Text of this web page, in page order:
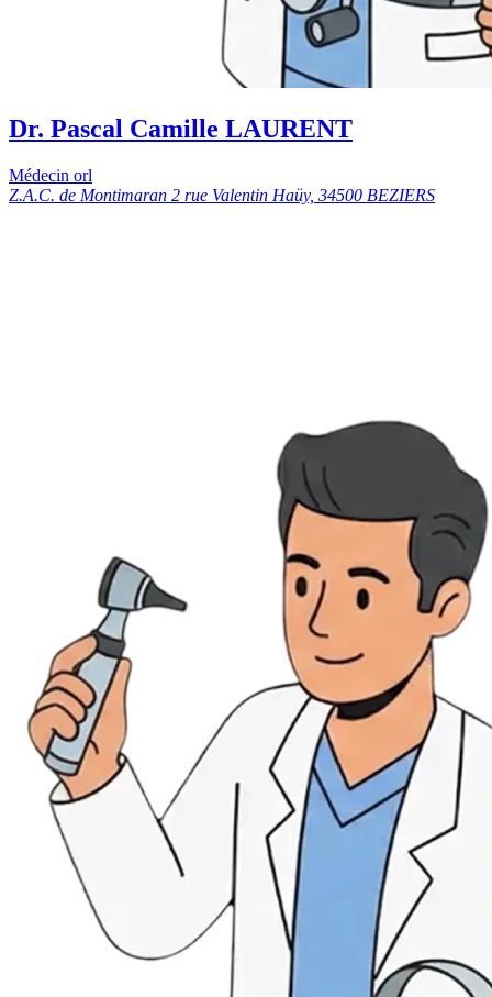
Dr. Pascal Camille LAURENT
Médecin orl
Z.A.C. de Montimaran 2 rue Valentin Haüy, 34500 BEZIERS